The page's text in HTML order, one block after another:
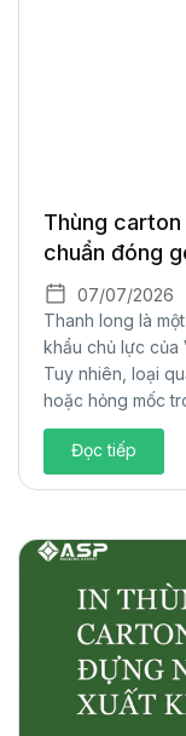
Thùng
chuẩn đóng
07/07/2026
Thanh long là
khẩu chủ lực của
Tuy nhiên, loại
hoặc hỏng mốc
đường dài. Để
Đọc tiếp